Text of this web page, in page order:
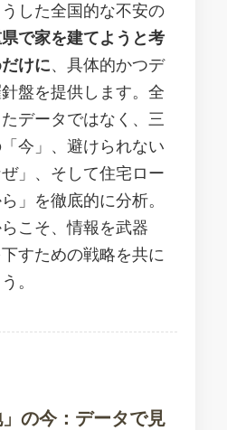
した全国的な不安の
で家を建てようと考
けに、具体的かつデ
盤を提供します。全
データではなく、三
今」、避けられない
」、そして住宅ロー
」を徹底的に分析。
こそ、情報を武器
すための戦略を共に
。
の今：データで見